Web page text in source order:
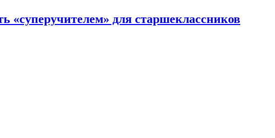
«суперучителем» для старшеклассников